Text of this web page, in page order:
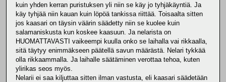
kuin yhden kerran puristuksen yli niin se käy jo tyhjäkäyntiä. Ja
käy tyhjää niin kauan kuin löpöä tankissa riittää. Toisaalta sitten
jos kaasari on täysin väärin säädetty niin se kuolee kuin
salamaniskusta kun koskee kaasuun. Ja nelarista on
HUOMATTAVASTI vaikeempi kuulla onko se laihalla vai rikkaalla,
sitä täytyy enimmäkseen päätellä savun määrästä. Nelari tykkää
olla rikkaammalla. Ja laihalle säätäminen verottaa tehoa, kuten
ylirikas seos myös.
Nelarii ei saa kiljuttaa sitten ilman vastusta, eli kaasari säädetään